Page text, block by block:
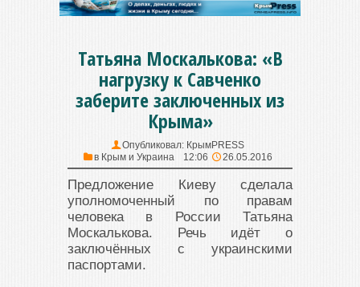
Татьяна Москалькова: «В
нагрузку к Савченко
заберите заключенных из
Крыма»
Опубликовал: КрымPRESS
в Крым и Украина 12:06 26.05.2016
Предложение Киеву сделала
уполномоченный по правам
человека в России Татьяна
Москалькова. Речь идёт о
заключённых с украинскими
паспортами.